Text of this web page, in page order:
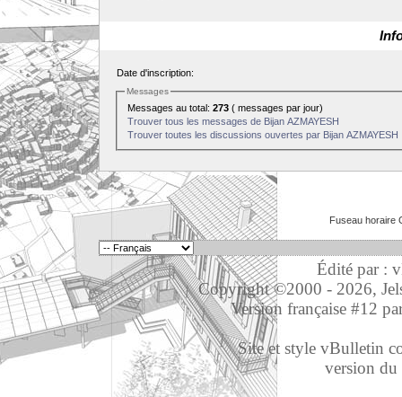
Date d'inscription:
Messages
Messages au total:273 ( messages par jour)
Trouver tous les messages de Bijan AZMAYESH
Trouver toutes les discussions ouvertes par Bijan AZMAYESH
Fuseau horaire
Édité par :
Copyright ©2000 - 2026,
Version française #12
Site et style vBulletin
version